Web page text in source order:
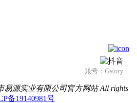
账号：Gstory
易源实业有限公司官方网站 All rights
备19140981号